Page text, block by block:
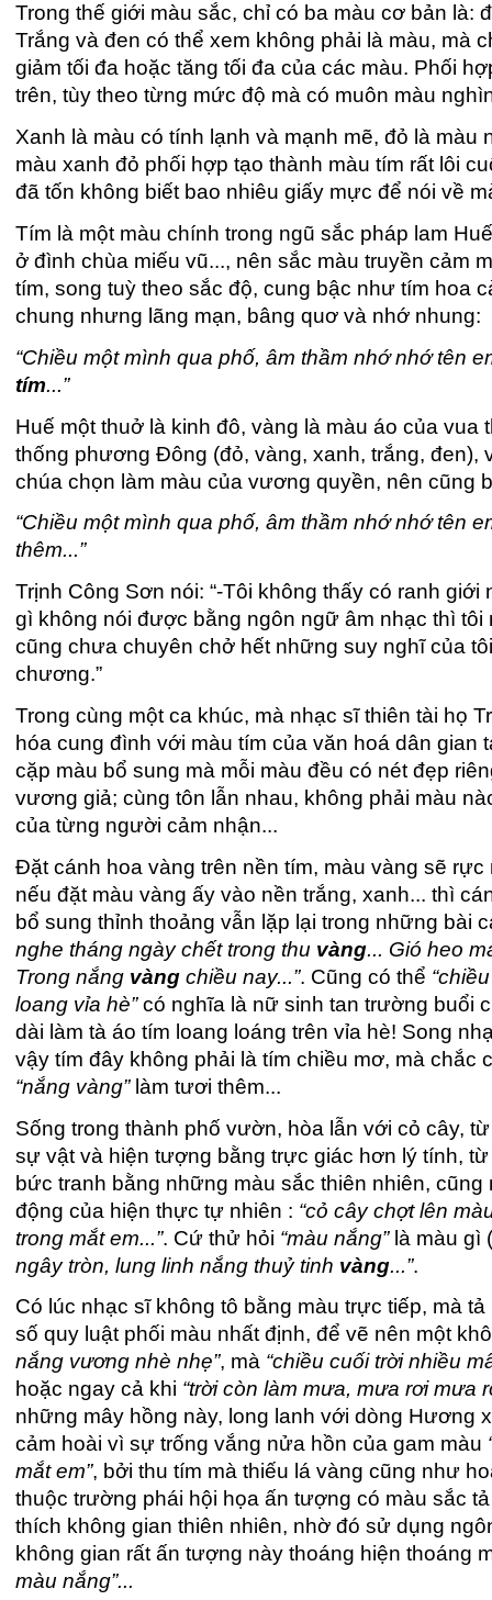
Trong thế giới màu sắc, chỉ có ba màu cơ bản là:
Trắng và đen có thể xem không phải là màu, mà
giảm tối đa hoặc tăng tối đa của các màu. Phối
trên, tùy theo từng mức độ mà có muôn màu
Xanh là màu có tính lạnh và mạnh mẽ, đỏ là màu
màu xanh đỏ phối hợp tạo thành màu tím rất lôi
đã tốn không biết bao nhiêu giấy mực để nói về
Tím là một màu chính trong ngũ sắc pháp lam
ở đình chùa miếu vũ..., nên sắc màu truyền cảm
tím, song tuỳ theo sắc độ, cung bậc như tím hoa
chung nhưng lãng mạn, bâng quơ và nhớ nhung:
“Chiều một mình qua phố, âm thầm nhớ nhớ tên
tím...”
Huế một thuở là kinh đô, vàng là màu áo của
thống phương Đông (đỏ, vàng, xanh, trắng,
chúa chọn làm màu của vương quyền, nên cũng
“Chiều một mình qua phố, âm thầm nhớ nhớ tên
thêm...”
Trịnh Công Sơn nói: “-Tôi không thấy có ranh
gì không nói được bằng ngôn ngữ âm nhạc thì
cũng chưa chuyên chở hết những suy nghĩ của
chương.”
Trong cùng một ca khúc, mà nhạc sĩ thiên tài họ
hóa cung đình với màu tím của văn hoá dân
cặp màu bổ sung mà mỗi màu đều có nét đẹp
vương giả; cùng tôn lẫn nhau, không phải màu
của từng người cảm nhận...
Đặt cánh hoa vàng trên nền tím, màu vàng sẽ
nếu đặt màu vàng ấy vào nền trắng, xanh... thì
bổ sung thỉnh thoảng vẫn lặp lại trong những bài
nghe tháng ngày chết trong thu vàng... Gió heo
Trong nắng vàng chiều nay...”. Cũng có thể
loang vỉa hè”có nghĩa là nữ sinh tan trường buổi
dài làm tà áo tím loang loáng trên vỉa hè! Song
vậy tím đây không phải là tím chiều mơ, mà
“nắng vàng”làm tươi thêm...
Sống trong thành phố vườn, hòa lẫn với cỏ cây,
sự vật và hiện tượng bằng trực giác hơn lý tính,
bức tranh bằng những màu sắc thiên nhiên,
động của hiện thực tự nhiên : “cỏ cây chợt lên
trong mắt em...”. Cứ thử hỏi “màu nắng”là màu gì
ngây tròn, lung linh nắng thuỷ tinh vàng...”.
Có lúc nhạc sĩ không tô bằng màu trực tiếp, mà
số quy luật phối màu nhất định, để vẽ nên một
nắng vương nhè nhẹ”, mà “chiều cuối trời nhiều
hoặc ngay cả khi “trời còn làm mưa, mưa rơi mưa
những mây hồng này, long lanh với dòng Hương
cảm hoài vì sự trống vắng nửa hồn của gam màu
mắt em”, bởi thu tím mà thiếu lá vàng cũng như
thuộc trường phái hội họa ấn tượng có màu sắc
thích không gian thiên nhiên, nhờ đó sử dụng
không gian rất ấn tượng này thoáng hiện thoáng
màu nắng”...